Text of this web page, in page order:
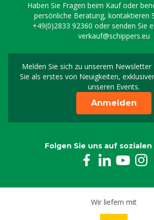
Haben Sie Fragen beim Kauf oder
persönliche Beratung, kontaktieren
+49(0)2833 92360 oder senden Sie
verkauf@schippers.eu
Melden Sie sich zu unserem
Sie als erstes von Neuigkeiten,
unseren Events.
Melden
Anmelden
Folgen Sie uns auf sozialen
Wir liefern mit